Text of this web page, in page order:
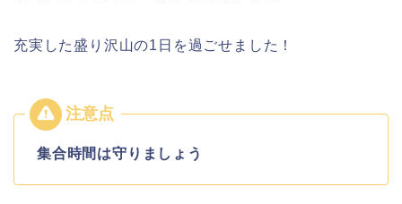
充実した盛り沢山の1日を過ごせました！
集合時間は守りましょう